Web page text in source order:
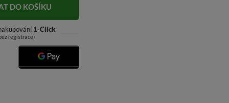
DO KOŠÍKU
1-Click
registrace)